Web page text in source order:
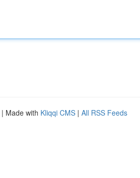
| Made with Kliqqi CMS | All RSS Feeds